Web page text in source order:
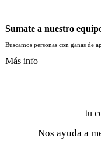
Sumate a nuestro
Buscamos personas con ganas de
Más info
tu
Nos ayuda a